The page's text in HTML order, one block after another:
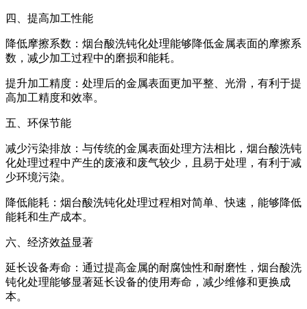
四、提高加工性能
‌降低摩擦系数‌：烟台酸洗钝化处理能够降低金属表面的摩擦系
数，减少加工过程中的磨损和能耗。
‌提升加工精度‌：处理后的金属表面更加平整、光滑，有利于提
高加工精度和效率。
五、环保节能
‌减少污染排放‌：与传统的金属表面处理方法相比，烟台酸洗钝
化处理过程中产生的废液和废气较少，且易于处理，有利于减
少环境污染。
‌降低能耗‌：烟台酸洗钝化处理过程相对简单、快速，能够降低
能耗和生产成本。
六、经济效益显著
‌延长设备寿命‌：通过提高金属的耐腐蚀性和耐磨性，烟台酸洗
钝化处理能够显著延长设备的使用寿命，减少维修和更换成
本。